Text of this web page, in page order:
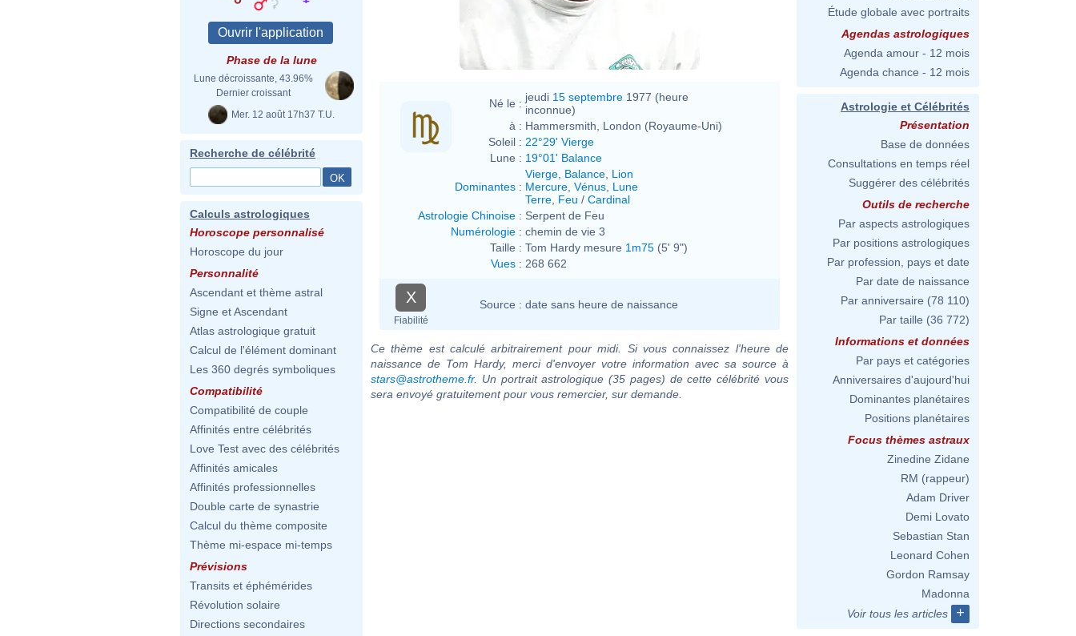
Phase de la lune
Lune décroissante, 43.96%
Dernier croissant
Mer. 12 août 17h37 T.U.
Recherche de célébrité
Calculs astrologiques
Horoscope personnalisé
Horoscope du jour
Personnalité
Ascendant et thème astral
Signe et Ascendant
Atlas astrologique gratuit
Calcul de l'élément dominant
Les 360 degrés symboliques
Compatibilité
Compatibilité de couple
Affinités entre célébrités
Love Test avec des célébrités
Affinités amicales
Affinités professionnelles
Double carte de synastrie
Calcul du thème composite
Thème mi-espace mi-temps
Prévisions
Transits et éphémérides
Révolution solaire
Directions secondaires
Né le : jeudi 15 septembre 1977 (heure
inconnue)
à : Hammersmith, London (Royaume-Uni)
Soleil : 22°29' Vierge
Lune : 19°01' Balance
Dominantes :
Vierge Balance Lion
Mercure Vénus Lune
Terre Feu / Cardinal
Astrologie Chinoise : Serpent de Feu
Numérologie : chemin de vie 3
Taille : Tom Hardy mesure 1m75 (5' 9")
Vues : 268 662
X
Fiabilité
Source : date sans heure de naissance
Ce thème est calculé arbitrairement pour midi. Si vous connaissez l'heure de
naissance de Tom Hardy, merci d'envoyer votre information avec sa source à
stars@astrotheme.fr. Un portrait astrologique (35 pages) de cette célébrité vous
sera envoyé gratuitement pour vous remercier, sur demande.
Étude globale avec portraits
Agendas astrologiques
Agenda amour - 12 mois
Agenda chance - 12 mois
Astrologie et Célébrités
Présentation
Base de données
Consultations en temps réel
Suggérer des célébrités
Outils de recherche
Par aspects astrologiques
Par positions astrologiques
Par profession, pays et date
Par date de naissance
Par anniversaire (78 110)
Par taille (36 772)
Informations et données
Par pays et catégories
Anniversaires d'aujourd'hui
Dominantes planétaires
Positions planétaires
Focus thèmes astraux
Zinedine Zidane
RM (rappeur)
Adam Driver
Demi Lovato
Sebastian Stan
Leonard Cohen
Gordon Ramsay
Madonna
Voir tous les articles
+